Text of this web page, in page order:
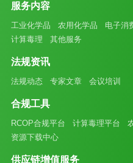
服务内容
工业化学品 农用化学品 电子消
计算毒理
其他服务
法规资讯
法规动态 专家文章 会议培训
合规工具
RCOP合规平台 计算毒理平台
资源下载中心
供应链增值服务